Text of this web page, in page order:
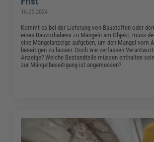
16.05.2024
Kommt es bei der Lieferung von Baustoffen oder
eines Bauvorhabens zu Mängeln am Objekt, muss
eine Mängelanzeige aufgeben, um den Mangel vom
beseitigen zu lassen. Doch wie verfassen
Anzeige? Welche Bestandteile müssen enthalten
zur Mängelbeseitigung ist angemessen?